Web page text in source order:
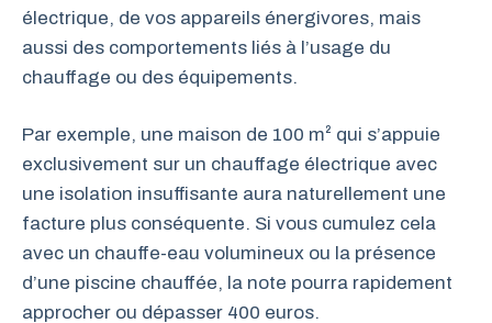
électrique, de vos appareils énergivores, mais
aussi des comportements liés à l’usage du
chauffage ou des équipements.
Par exemple, une maison de 100 m² qui s’appuie
exclusivement sur un chauffage électrique avec
une isolation insuffisante aura naturellement une
facture plus conséquente. Si vous cumulez cela
avec un chauffe-eau volumineux ou la présence
d’une piscine chauffée, la note pourra rapidement
approcher ou dépasser 400 euros.